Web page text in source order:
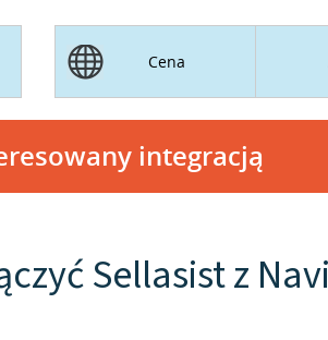
Cena
integracją
Sellasist z